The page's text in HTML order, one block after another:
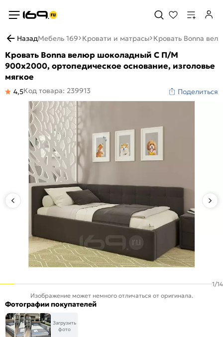
НазадМебель 169 Кровати и матрасы Кровать Bonna
Кровать Bonna велюр шоколадный С П/М
900x2000, ортопедическое основание, изголовье
мягкое
4,5Код товара: 239913 Поделиться
1/14
Изображение может немного отличаться от оригинала.
Фотографии покупателей
Загрузить
фото